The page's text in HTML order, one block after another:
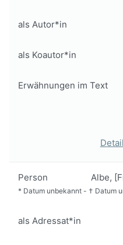
als Autor*in
als Koautor*in
Erwähnungen im Text
Person Albe,
* Datum unbekannt - † Datum
als Adressat*in